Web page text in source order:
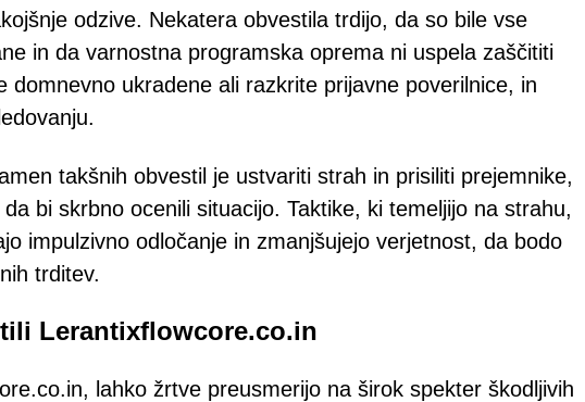
odzive. Nekatera obvestila trdijo, da so bile vse
in da varnostna programska oprema ni uspela zaščititi
domnevno ukradene ali razkrite prijavne poverilnice, in
takšnih obvestil je ustvariti strah in prisiliti prejemnike,
bi skrbno ocenili situacijo. Taktike, ki temeljijo na strahu,
impulzivno odločanje in zmanjšujejo verjetnost, da bodo
trditev.
Lerantixflowcore.co.in
lahko žrtve preusmerijo na širok spekter škodljivih